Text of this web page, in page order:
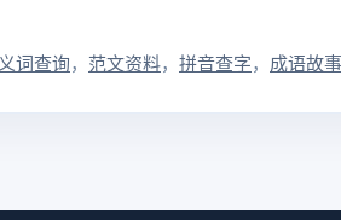
词查询 范文资料 拼音查字 成语故事